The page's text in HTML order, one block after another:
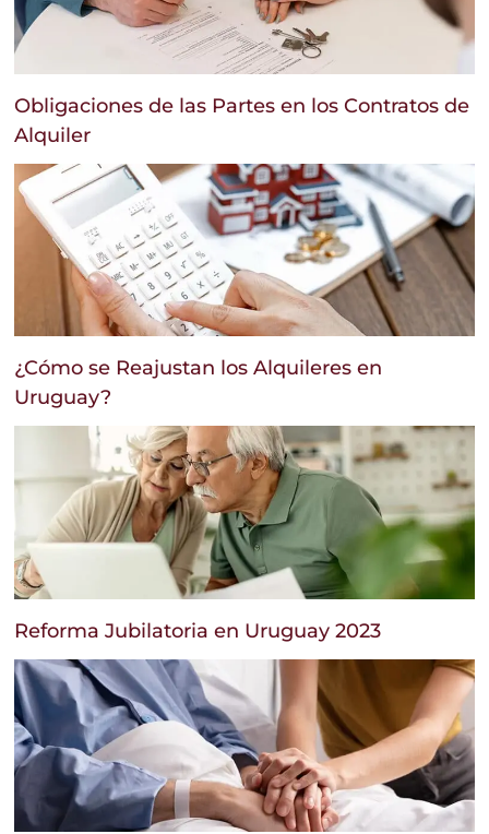
Obligaciones de las Partes en los Contratos de
Alquiler
¿Cómo se Reajustan los Alquileres en
Uruguay?
Reforma Jubilatoria en Uruguay 2023